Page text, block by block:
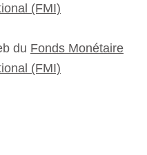
(FMI)
du Fonds Monétaire
(FMI)